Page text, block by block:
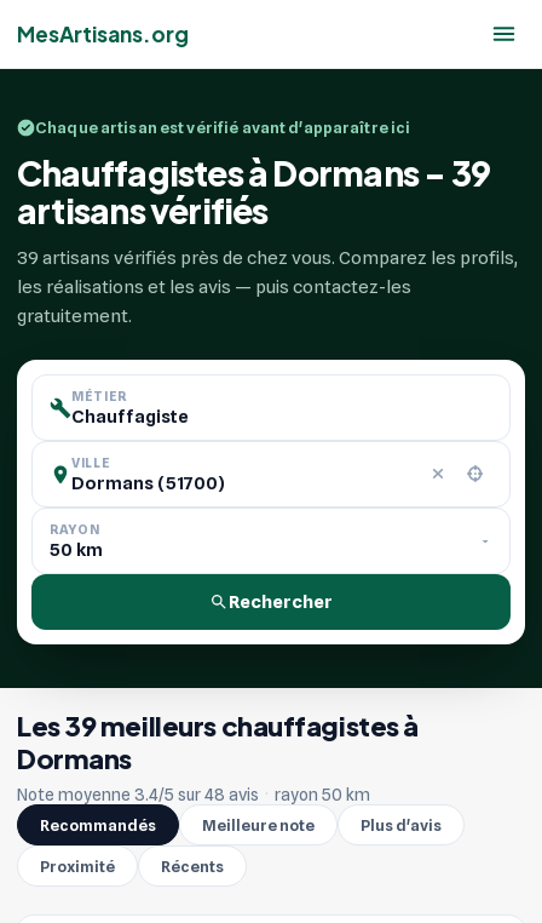
MesArtisans.org
Chaque artisan est vérifié avant d'apparaître ici
Chauffagistes à Dormans - 39
artisans vérifiés
39 artisans vérifiés près de chez vous. Comparez les profils,
les réalisations et les avis — puis contactez-les
gratuitement.
MÉTIER
VILLE
RAYON
Rechercher
Les 39 meilleurs chauffagistes à
Dormans
Note moyenne 3.4/5 sur 48 avis · rayon 50 km
Recommandés
Meilleure note Plus d'avis
Proximité Récents